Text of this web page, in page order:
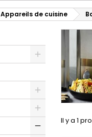
Appareils de cuisine
Il y a 1